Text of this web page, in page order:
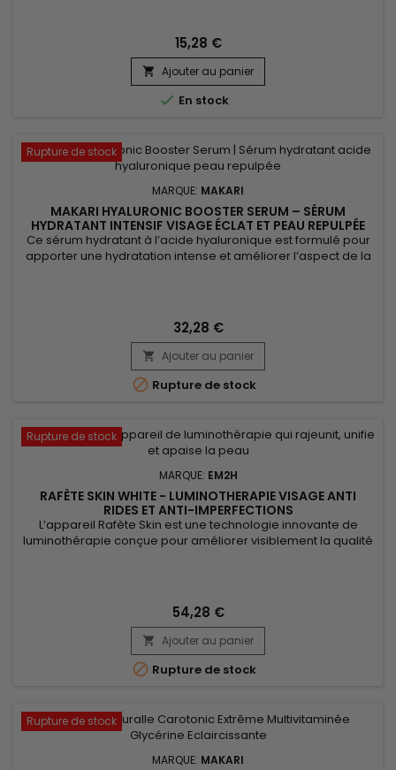
raviver l'éclat naturel du teint et à procurer une...
15,28 €
 Ajouter au panier
 En stock
Rupture de stock
MARQUE: MAKARI
MAKARI HYALURONIC BOOSTER SERUM – SÉRUM
HYDRATANT INTENSIF VISAGE ÉCLAT ET PEAU REPULPÉE
Ce sérum hydratant à l’acide hyaluronique est formulé pour
apporter une hydratation intense et améliorer l’aspect de la
légère pénètre rapidement sans effet gras, pour une peau...
32,28 €
 Ajouter au panier
 Rupture de stock
Rupture de stock
MARQUE: EM2H
RAFÈTE SKIN WHITE - LUMINOTHERAPIE VISAGE ANTI
RIDES ET ANTI-IMPERFECTIONS
L’appareil Rafète Skin est une technologie innovante de
luminothérapie conçue pour améliorer visiblement la qualité
cellulaire et aide à l’élimination des toxines. Cet appareil...
54,28 €
 Ajouter au panier
 Rupture de stock
Rupture de stock
MARQUE: MAKARI